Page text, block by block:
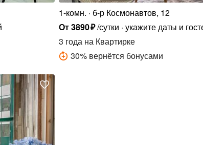
1-комн.
б-р Космонавтов, 12
От3890₽/сутки укажите даты и
3 года на Квартирке
30% вернётся бонусами